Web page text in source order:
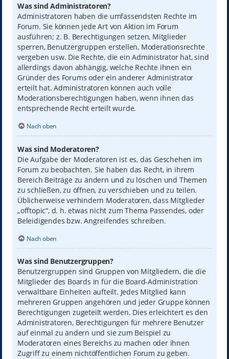
Was sind Administratoren?
Administratoren haben die umfassendsten Rechte im
Forum. Sie können jede Art von Aktion im Forum
ausführen; z. B. Berechtigungen setzen, Mitglieder
sperren, Benutzergruppen erstellen, Moderationsrechte
vergeben usw. Die Rechte, die ein Administrator hat, sind
allerdings davon abhängig, welche Rechte ihnen ein
Gründer des Forums oder ein anderer Administrator
erteilt hat. Administratoren können auch volle
Moderationsberechtigungen haben, wenn ihnen das
entsprechende Recht erteilt wurde.
Nach oben
Was sind Moderatoren?
Die Aufgabe der Moderatoren ist es, das Geschehen im
Forum zu beobachten. Sie haben das Recht, in ihrem
Bereich Beiträge zu ändern und zu löschen und Themen
zu schließen, zu öffnen, zu verschieben und zu teilen.
Üblicherweise verhindern Moderatoren, dass Mitglieder
„offtopic“, d. h. etwas nicht zum Thema Passendes, oder
Beleidigendes bzw. Angreifendes schreiben.
Nach oben
Was sind Benutzergruppen?
Benutzergruppen sind Gruppen von Mitgliedern, die die
Mitglieder des Boards in für die Board-Administration
verwaltbare Einheiten aufteilt. Jedes Mitglied kann
mehreren Gruppen angehören und jeder Gruppe können
Berechtigungen zugeteilt werden. Dies erleichtert es den
Administratoren, Berechtigungen für mehrere Benutzer
auf einmal zu ändern und sie zum Beispiel zu
Moderatoren eines Bereichs zu machen oder ihnen
Zugriff zu einem nichtöffentlichen Forum zu geben.